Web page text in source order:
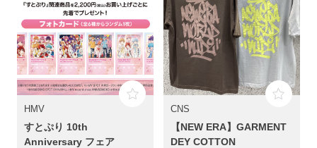
HMV
すとぷり 10th
Anniversary フェア
CNS
【NEW ERA】GARMENT
DEY COTTON